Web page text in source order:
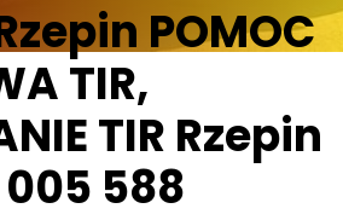
POMOC
TIR,
TIR Rzepin
005 588